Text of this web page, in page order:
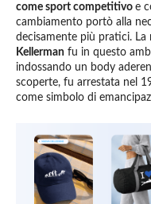
come sport competitivo e
cambiamento portò alla
decisamente più pratici. La
Kellerman fu in questo
indossando un body
scoperte, fu arrestata nel
come simbolo di